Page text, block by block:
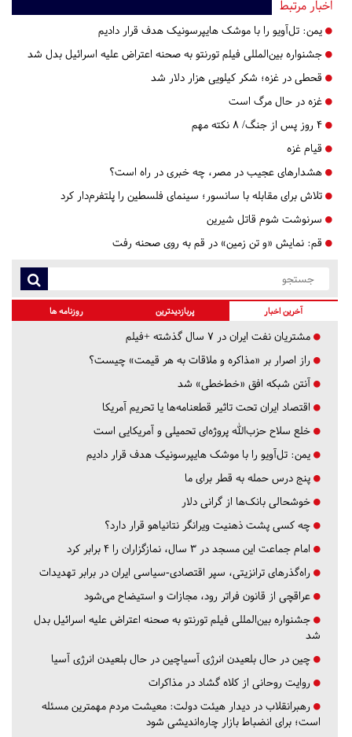
اخبار مرتبط
یمن: تل‌آویو را با موشک هایپرسونیک هدف قرار دادیم
جشنواره بین‌المللی فیلم تورنتو به صحنه اعتراض علیه اسرائیل بدل شد
قحطی در غزه؛ شکر کیلویی هزار دلار شد
غزه در حال مرگ است
۴ روز پس از جنگ/ ۸ نکته مهم
قیام غزه
هشدارهای عجیب در مصر، چه خبری در راه است؟
تلاش برای مقابله با سانسور؛ سینمای فلسطین را پلتفرم‌دار کرد
سرنوشت شوم قاتل شیرین
قم: ​​​​​​​نمایش «و تن زمین» در قم به روی صحنه رفت
آخرین اخبار پربازدیدترین روزنامه ها
مشتریان نفت ایران در ۷ سال گذشته +فیلم
راز اصرار بر «مذاکره و ملاقات به هر قیمت» چیست؟
آنتن شبکه افق «خط‌خطی» شد
اقتصاد ایران تحت تاثیر قطعنامه‌ها یا تحریم‌ آمریکا
خلع سلاح حزب‌الله پروژه‌ای تحمیلی و آمریکایی است
یمن: تل‌آویو را با موشک هایپرسونیک هدف قرار دادیم
پنج درس‌ حمله به قطر برای ما
خوشحالی بانک‌ها از گرانی دلار
چه کسی پشت ذهنیت ویرانگر نتانیاهو قرار دارد؟
امام جماعت این مسجد در ۳ سال، نمازگزاران را ۴ برابر کرد
راه‌گذرهای ترانزیتی، سپر اقتصادی-سیاسی ایران در برابر تهدیدات
عراقچی از قانون فراتر رود، مجازات و استیضاح می‌شود
جشنواره بین‌المللی فیلم تورنتو به صحنه اعتراض علیه اسرائیل بدل
شد
چین در حال بلعیدن انرژی آسیاچین در حال بلعیدن انرژی آسیا
روایت روحانی از کلاه گشاد در مذاکرات
رهبرانقلاب در دیدار هیئت دولت: معیشت مردم مهمترین مسئله
است؛ برای انضباط بازار چاره‌اندیشی شود